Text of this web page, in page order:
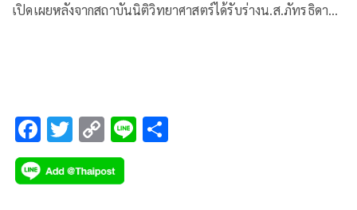
เปิดเผยหลังจากสถาบันนิติวิทยาศาสตร์ได้รับร่างน.ส.ภัทรธิดา
F
ac
e
T
wi
tt
C
o
p
Li